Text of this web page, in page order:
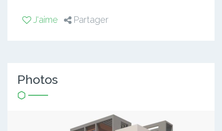
J'aime Partager
Photos